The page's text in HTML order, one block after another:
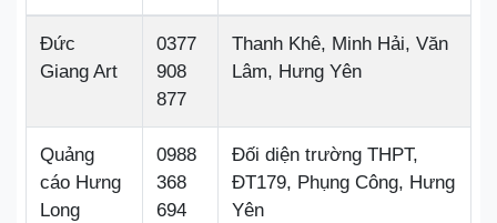
Đức
Giang Art
0377
908
877
Thanh Khê, Minh Hải, Văn
Lâm, Hưng Yên
Quảng
cáo Hưng
Long
0988
368
694
Đối diện trường THPT,
ĐT179, Phụng Công, Hưng
Yên